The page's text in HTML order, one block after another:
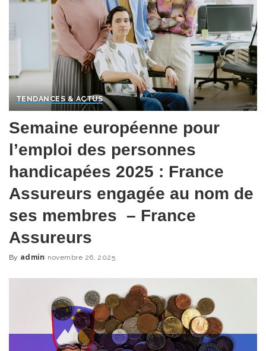
TENDANCES & ACTUS
Semaine européenne pour
l’emploi des personnes
handicapées 2025 : France
Assureurs engagée au nom de
ses membres – France
Assureurs
Posted
By admin novembre 26, 2025